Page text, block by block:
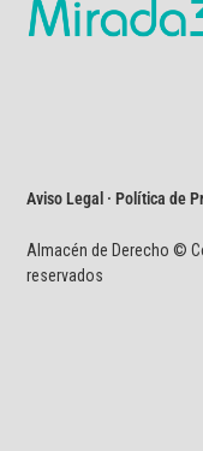
Aviso Legal · Política de
Almacén de Derecho ©
reservados